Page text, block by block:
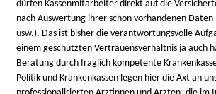
dürfen Kassenmitarbeiter direkt auf die
nach Auswertung ihrer schon vorhandenen
usw.). Das ist bisher die verantwortungsvolle
einem geschützten Vertrauensverhältnis ja auch
Beratung durch fraglich kompetente
Politik und Krankenkassen legen hier die Axt an